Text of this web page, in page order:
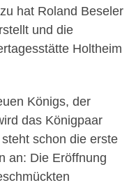
hat Roland Beseler
und die
Holtheim
Königs, der
das Königpaar
schon die erste
an: Die Eröffnung